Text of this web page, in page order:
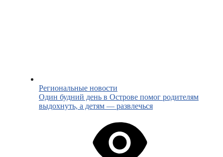
Региональные новости
Один будний день в Острове помог родителям
выдохнуть, а детям — развлечься